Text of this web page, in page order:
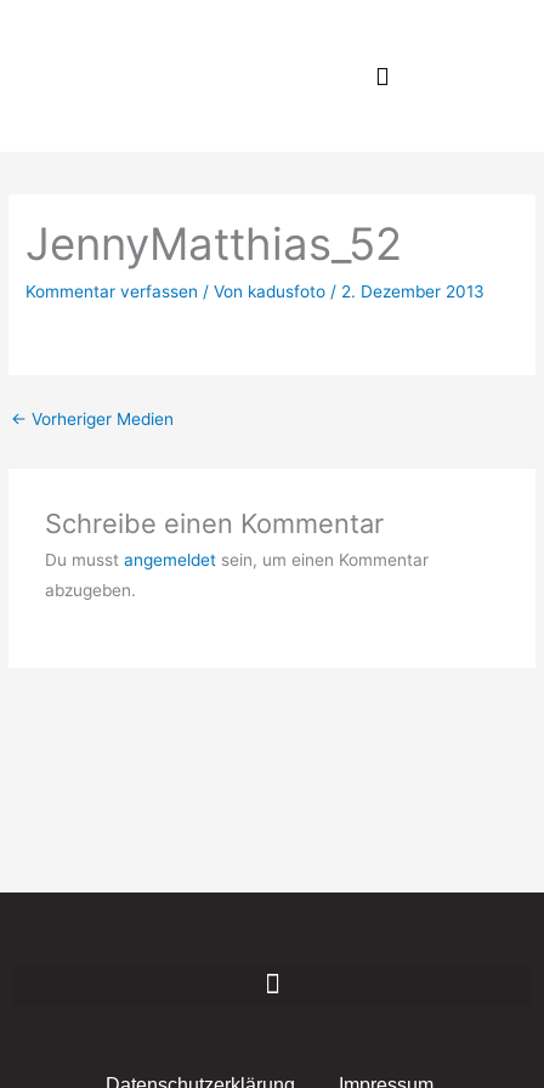
JennyMatthias_52
Kommentar verfassen / Von kadusfoto / 2. Dezember 2013
← Vorheriger Medien
Schreibe einen Kommentar
Du musst angemeldetsein, um einen Kommentar
abzugeben.